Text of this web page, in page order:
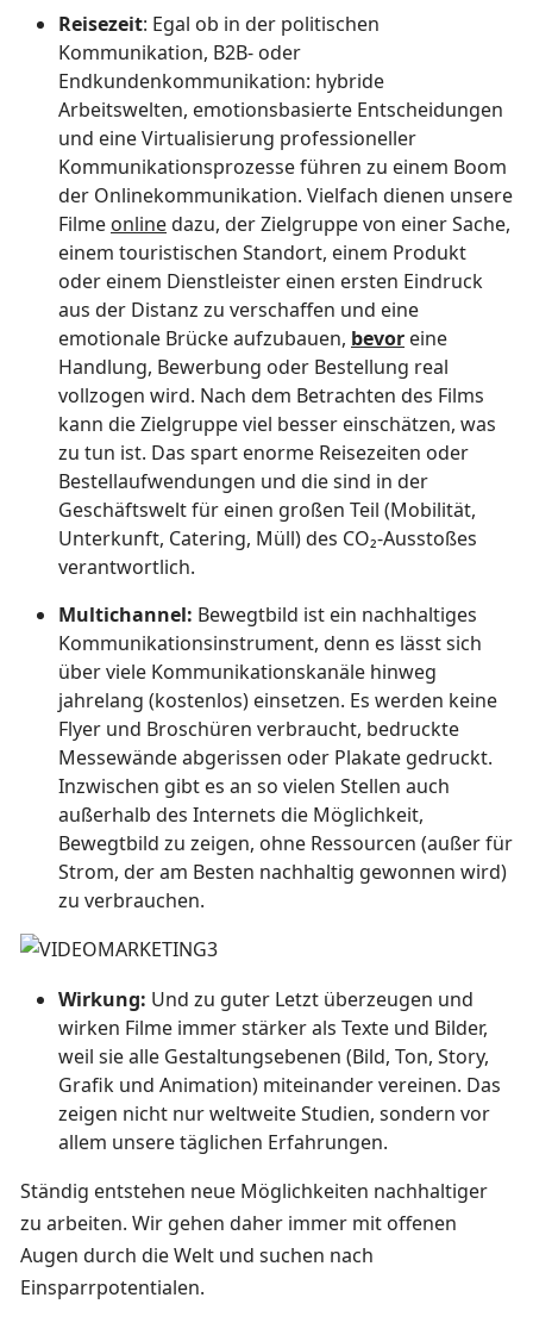
Reisezeit: Egal ob in der politischen
Kommunikation, B2B- oder
Endkundenkommunikation: hybride
Arbeitswelten, emotionsbasierte Entscheidungen
und eine Virtualisierung professioneller
Kommunikationsprozesse führen zu einem Boom
der Onlinekommunikation. Vielfach dienen unsere
Filme onlinedazu, der Zielgruppe von einer Sache,
einem touristischen Standort, einem Produkt
oder einem Dienstleister einen ersten Eindruck
aus der Distanz zu verschaffen und eine
emotionale Brücke aufzubauen, bevor eine
Handlung, Bewerbung oder Bestellung real
vollzogen wird. Nach dem Betrachten des Films
kann die Zielgruppe viel besser einschätzen, was
zu tun ist. Das spart enorme Reisezeiten oder
Bestellaufwendungen und die sind in der
Geschäftswelt für einen großen Teil (Mobilität,
Unterkunft, Catering, Müll) des CO₂-Ausstoßes
verantwortlich.
Multichannel: Bewegtbild ist ein nachhaltiges
Kommunikationsinstrument, denn es lässt sich
über viele Kommunikationskanäle hinweg
jahrelang (kostenlos) einsetzen. Es werden keine
Flyer und Broschüren verbraucht, bedruckte
Messewände abgerissen oder Plakate gedruckt.
Inzwischen gibt es an so vielen Stellen auch
außerhalb des Internets die Möglichkeit,
Bewegtbild zu zeigen, ohne Ressourcen (außer für
Strom, der am Besten nachhaltig gewonnen wird)
zu verbrauchen.
Wirkung: Und zu guter Letzt überzeugen und
wirken Filme immer stärker als Texte und Bilder,
weil sie alle Gestaltungsebenen (Bild, Ton, Story,
Grafik und Animation) miteinander vereinen. Das
zeigen nicht nur weltweite Studien, sondern vor
allem unsere täglichen Erfahrungen.
Ständig entstehen neue Möglichkeiten nachhaltiger
zu arbeiten. Wir gehen daher immer mit offenen
Augen durch die Welt und suchen nach
Einsparrpotentialen.